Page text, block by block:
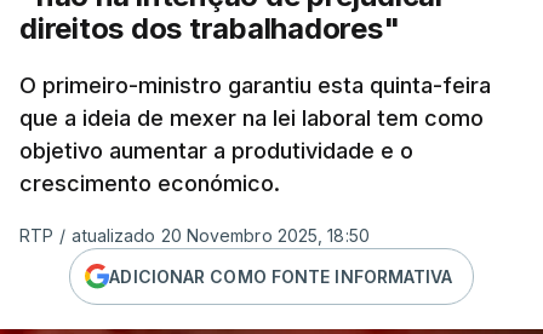
direitos dos trabalhadores"
O primeiro-ministro garantiu esta quinta-feira
que a ideia de mexer na lei laboral tem como
objetivo aumentar a produtividade e o
crescimento económico.
RTP / atualizado 20 Novembro 2025, 18:50
ADICIONAR COMO FONTE INFORMATIVA